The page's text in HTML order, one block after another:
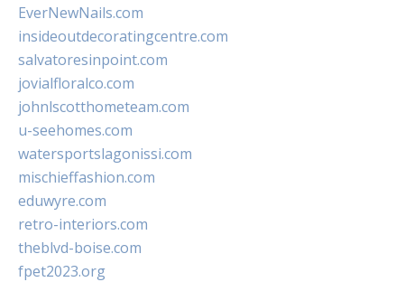
EverNewNails.com
insideoutdecoratingcentre.com
salvatoresinpoint.com
jovialfloralco.com
johnlscotthometeam.com
u-seehomes.com
watersportslagonissi.com
mischieffashion.com
eduwyre.com
retro-interiors.com
theblvd-boise.com
fpet2023.org